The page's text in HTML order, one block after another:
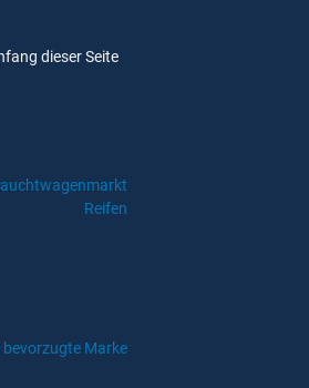
dieser Seite
Reifen
bevorzugte Marke